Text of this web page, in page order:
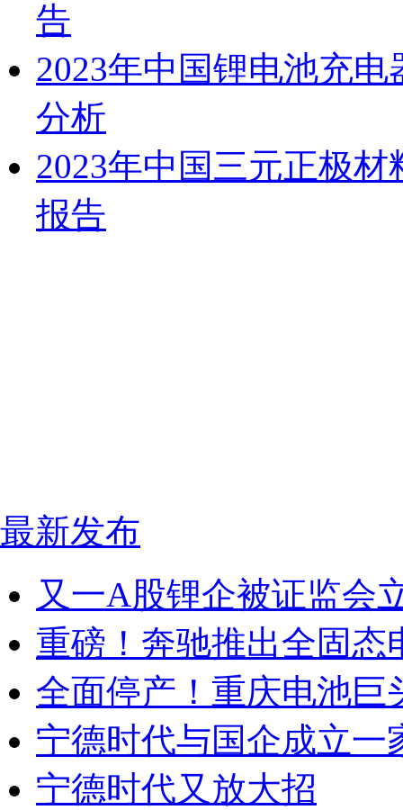
告
2023年中国锂电池充
分析
2023年中国三元正极
报告
最新发布
又一A股锂企被证监会
重磅！奔驰推出全固态
全面停产！重庆电池巨
宁德时代与国企成立一
宁德时代又放大招